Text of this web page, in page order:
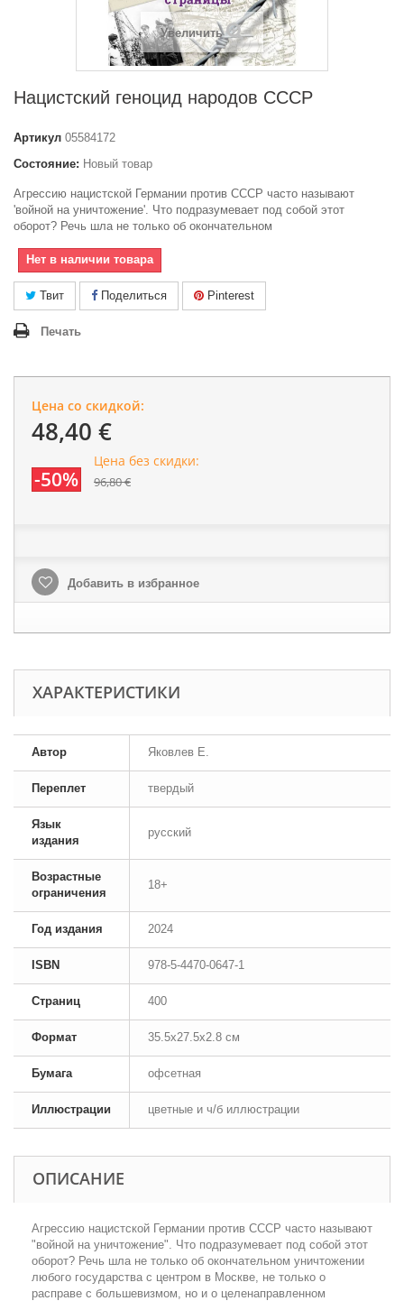
Увеличить
Нацистский геноцид народов СССР
Артикул 05584172
Состояние: Новый товар
Агрессию нацистской Германии против СССР часто называют
'войной на уничтожение'. Что подразумевает под собой этот
оборот? Речь шла не только об окончательном
Нет в наличии товара
Твит Поделиться Pinterest
Печать
Цена со скидкой:
48,40 €
-50%
Цена без скидки:
96,80 €
Добавить в избранное
ХАРАКТЕРИСТИКИ
Автор Яковлев Е.
Переплет твердый
Язык
издания
русский
Возрастные
ограничения
18+
Год издания 2024
ISBN 978-5-4470-0647-1
Страниц 400
Формат 35.5x27.5x2.8 см
Бумага офсетная
Иллюстрации цветные и ч/б иллюстрации
ОПИСАНИЕ
Агрессию нацистской Германии против СССР часто называют
"войной на уничтожение". Что подразумевает под собой этот
оборот? Речь шла не только об окончательном уничтожении
любого государства с центром в Москве, не только о
расправе с большевизмом, но и о целенаправленном